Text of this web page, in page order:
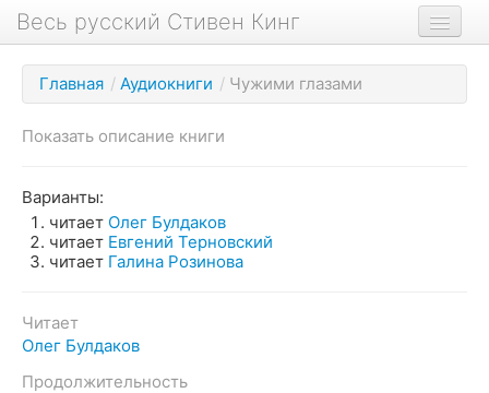
Весь русский Стивен Кинг
Книги
Фильмы
Аудиокниги
Новости Кинга
Биография
Главная / Аудиокниги / Чужими глазами
Показать описание книги
Варианты:
читает Олег Булдаков
читает Евгений Терновский
читает Галина Розинова
Читает
Олег Булдаков
Продолжительность